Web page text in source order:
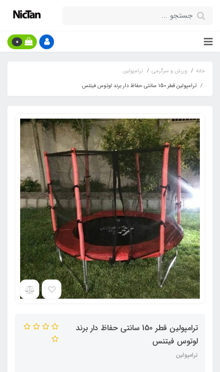
0
خانه ورزش و سرگرمی
ترامپولین
ترامپولین قطر 150 سانتی حفاظ دار برند لوتوس فیتنس
ترامپولین قطر 150 سانتی حفاظ دار برند
لوتوس فیتنس
ترامپولین